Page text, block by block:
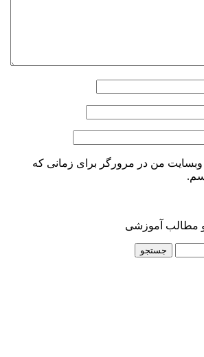
وبسایت من در مرورگر برای زمانی که
مطالب آموزشی
جستجو